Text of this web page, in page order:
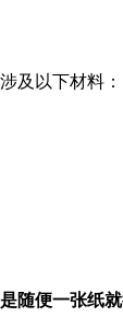
及以下材料：
随便一张纸